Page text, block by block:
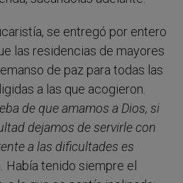
se entregó por entero
las residencias de mayores
de paz para todas las
a las que acogieron.
de que amamos a Dios, si
dejamos de servirle con
a las dificultades es
Había tenido siempre el